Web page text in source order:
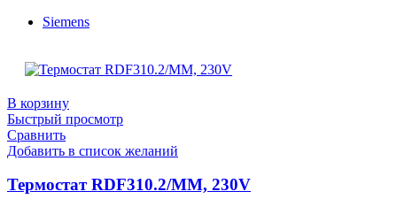
Siemens
В корзину
Быстрый просмотр
Сравнить
Добавить в список желаний
Термостат RDF310.2/MM, 230V